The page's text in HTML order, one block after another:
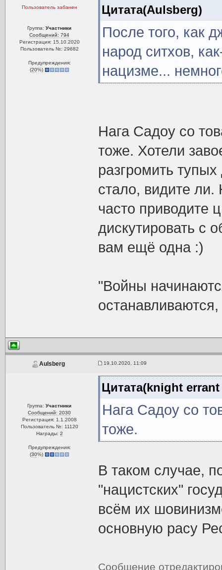
Пользователь забанен
Группа:Участники
Сообщений: 794
Регистрация: 15.10.2020
Пользователь №: 29682
Предупреждения:
(20%)
Цитата(Aulsberg)
После того, как
народ ситхов,
нацизме...
Нага Садоу со
тоже. Хотели
разгромить
стало, видите
часто приводите
дискутировать с
вам ещё одна :)
"Войны
останавливаются,
Aulsberg 19.10.2020, 11:09
Группа:Участники
Сообщений: 2030
Регистрация: 1.1.2008
Пользователь №: 11120
Награды: 2
Предупреждения:
(30%)
Цитата(knight errant
Нага Садоу со
тоже.
В таком случае,
"нацистских"
всём их
основную расу
Сообщение